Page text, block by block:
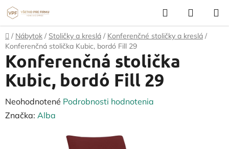
Prejsť
na
obsah
Hľadať
KOŠÍK
Domov
/ Nábytok / Stoličky a kreslá / Konferenčné stoličky a kreslá /
Konferenčná stolička Kubic, bordó Fill 29
Konferenčná stolička
Kubic, bordó Fill 29
Priemerné
hodnotenie
Neohodnotené Podrobnosti hodnotenia
Značka: Alba